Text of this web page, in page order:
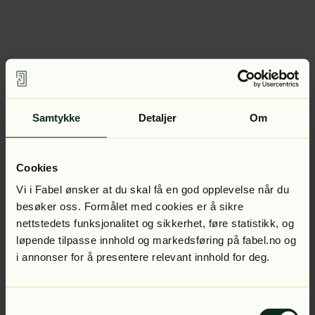
Samtykke Detaljer Om
Cookies
Vi i Fabel ønsker at du skal få en god opplevelse når du
besøker oss. Formålet med cookies er å sikre
nettstedets funksjonalitet og sikkerhet, føre statistikk, og
løpende tilpasse innhold og markedsføring på fabel.no og
i annonser for å presentere relevant innhold for deg.